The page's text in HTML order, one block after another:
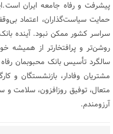
پیشرفت و رفاه جامعه ایران
حمایت سیاست‌گذاران، اعتماد
سراسر کشور ممکن نبود. آینده بانک
روشن‌تر و پرافتخارتر از
سالگرد تأسیس بانک محبوبمان رفاه
مشتریان وفادار، بازنشستگان و
متعال، توفیق روزافزون، سلامت
آرزومندم.